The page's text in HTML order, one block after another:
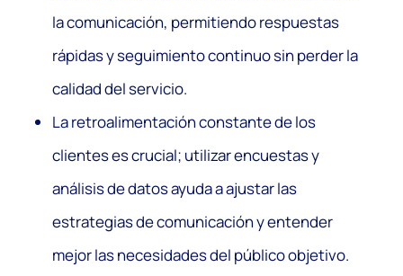
la comunicación, permitiendo respuestas
rápidas y seguimiento continuo sin perder la
calidad del servicio.
La retroalimentación constante de los
clientes es crucial; utilizar encuestas y
análisis de datos ayuda a ajustar las
estrategias de comunicación y entender
mejor las necesidades del público objetivo.